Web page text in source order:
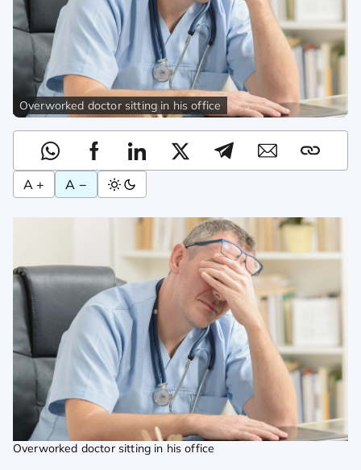
Overworked doctor sitting in his office
A + A −
Overworked doctor sitting in his office